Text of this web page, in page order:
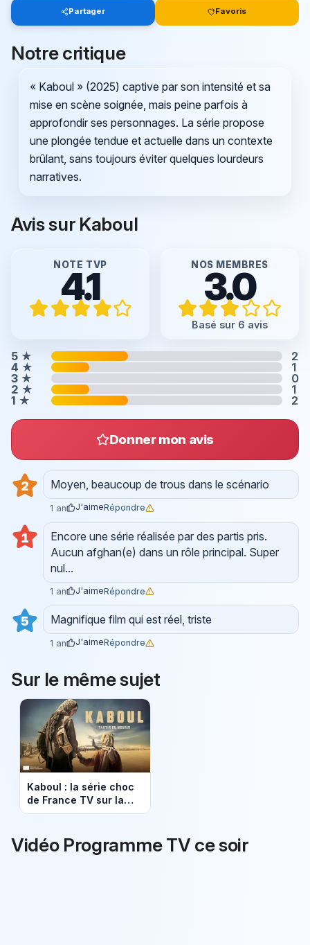
Partager Favoris
Notre critique
« Kaboul » (2025) captive par son intensité et sa
mise en scène soignée, mais peine parfois à
approfondir ses personnages. La série propose
une plongée tendue et actuelle dans un contexte
brûlant, sans toujours éviter quelques lourdeurs
narratives.
Avis sur Kaboul
NOTE TVP
4.1 NOS MEMBRES
3.0
Basé sur 6 avis
5 ★
2
4 ★
1
3 ★
0
2 ★
1
1 ★ 2
Donner mon avis
2 Moyen, beaucoup de trous dans le scénario
1 an J'aimeRépondre
1
Encore une série réalisée par des partis pris.
Aucun afghan(e) dans un rôle principal. Super
nul...
1 an J'aimeRépondre
5 Magnifique film qui est réel, triste
1 an J'aimeRépondre
Sur le même sujet
Kaboul : la série choc
de France TV sur la
prise de Kaboul par les
Vidéo Programme TV ce soir